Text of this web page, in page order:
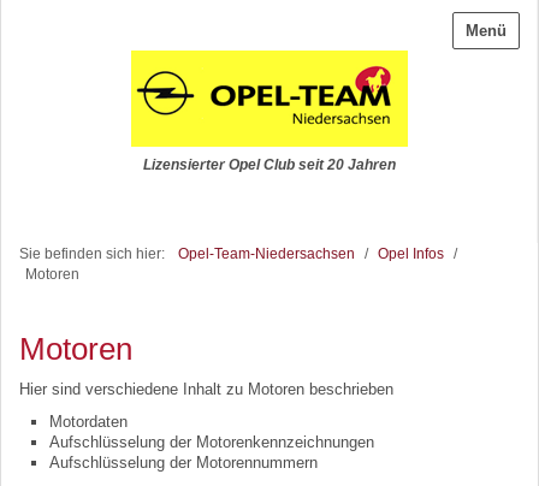
Menü
Lizensierter Opel Club seit 20 Jahren
Sie befinden sich hier: Opel-Team-Niedersachsen / Opel Infos
/
Motoren
Motoren
Hier sind verschiedene Inhalt zu Motoren beschrieben
Motordaten
Aufschlüsselung der Motorenkennzeichnungen
Aufschlüsselung der Motorennummern